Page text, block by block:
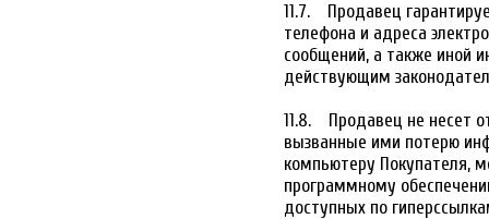
11.7. Продавец
телефона и адреса
сообщений, а также иной
действующим
11.8. Продавец не несет
вызванные ими потерю
компьютеру Покупателя,
программному
доступных по